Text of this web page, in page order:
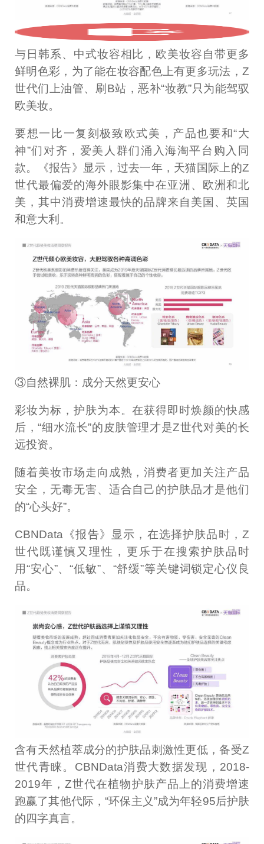
与日韩系、中式妆容相比，欧美妆容自带更多
鲜明色彩，为了能在妆容配色上有更多玩法，Z
世代们上油管、刷B站，恶补“妆教”只为能驾驭
欧美妆。
要想一比一复刻极致欧式美，产品也要和“大
神”们对齐，爱美人群们涌入海淘平台购入同
款。《报告》显示，过去一年，天猫国际上的Z
世代最偏爱的海外眼影集中在亚洲、欧洲和北
美，其中消费增速最快的品牌来自美国、英国
和意大利。
③自然裸肌：成分天然更安心
彩妆为标，护肤为本。在获得即时焕颜的快感
后，“细水流长”的皮肤管理才是Z世代对美的长
远投资。
随着美妆市场走向成熟，消费者更加关注产品
安全，无毒无害、适合自己的护肤品才是他们
的“心头好”。
CBNData《报告》显示，在选择护肤品时，Z
世代既谨慎又理性，更乐于在搜索护肤品时
用“安心”、“低敏”、“舒缓”等关键词锁定心仪良
品。
含有天然植萃成分的护肤品刺激性更低，备受Z
世代青睐。CBNData消费大数据发现，2018-
2019年，Z世代在植物护肤产品上的消费增速
跑赢了其他代际，“环保主义”成为年轻95后护肤
的四字真言。